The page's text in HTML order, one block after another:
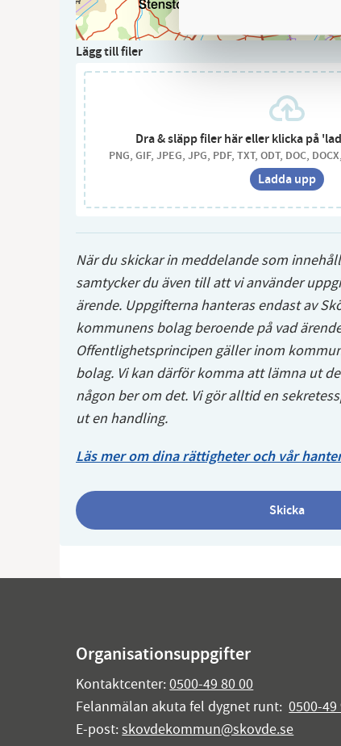
Lägg till filer
Dra & släpp filer här eller klicka på
PNG GIF JPEG JPG PDF TXT ODT DOC DOCX
Ladda upp
När du skickar in meddelande som
samtycker du även till att vi använder
ärende. Uppgifterna hanteras endast av
kommunens bolag beroende på vad
Offentlighetsprincipen gäller inom
bolag. Vi kan därför komma att lämna ut
någon ber om det. Vi gör alltid en
ut en handling.
Läs mer om dina rättigheter och vår
Skicka
Organisationsuppgifter
Kontaktcenter:0500-49 80 00
Felanmälan akuta fel dygnet runt:0500-49
E-post:skovdekommun@skovde.se